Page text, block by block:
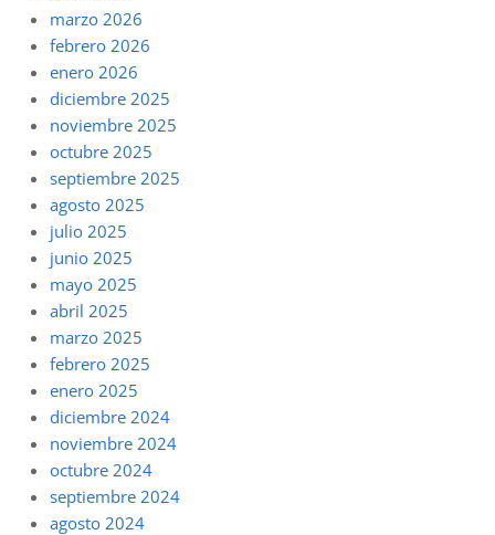
marzo 2026
febrero 2026
enero 2026
diciembre 2025
noviembre 2025
octubre 2025
septiembre 2025
agosto 2025
julio 2025
junio 2025
mayo 2025
abril 2025
marzo 2025
febrero 2025
enero 2025
diciembre 2024
noviembre 2024
octubre 2024
septiembre 2024
agosto 2024